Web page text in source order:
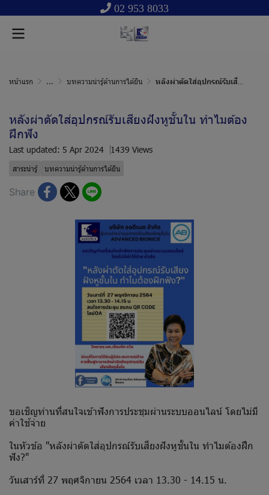
02 953 8033
หน้าแรก ... บทความน่ารู้ด้านการได้ยิน หลังผ่าตัดใส่อุปกรณ์รับเสียงฝังหูชั้นใน ทำไมต้องฝึกฟัง
หลังผ่าตัดใส่อุปกรณ์รับเสียงฝังหูชั้นใน ทำไมต้อง
ฝึกฟัง
Last updated: 5 Apr 2024 1439 Views
สาระน่ารู้ บทความน่ารู้ด้านการได้ยิน
Share
ขอเชิญท่านที่สนใจเข้าฟังการประชุมผ่านระบบออนไลน์ โดยไม่มี
ค่าใช้จ่าย
ในหัวข้อ "หลังผ่าตัดใส่อุปกรณ์รับเสียงฝังหูชั้นใน ทำไมต้องฝึก
ฟัง?"
วันเสาร์ที่ 27 พฤศจิกายน 2564 เวลา 13.30 - 14.15 น.